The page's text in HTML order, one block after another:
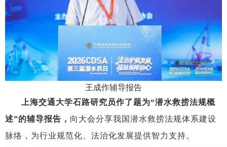
王成作辅导报告
上海交通大学石路研究员作了题为“潜水救捞法规概
述”的辅导报告 ， 向大会分享我国潜水救捞法规体系建设
脉络，为行业规范化、法治化发展提供智力支持。